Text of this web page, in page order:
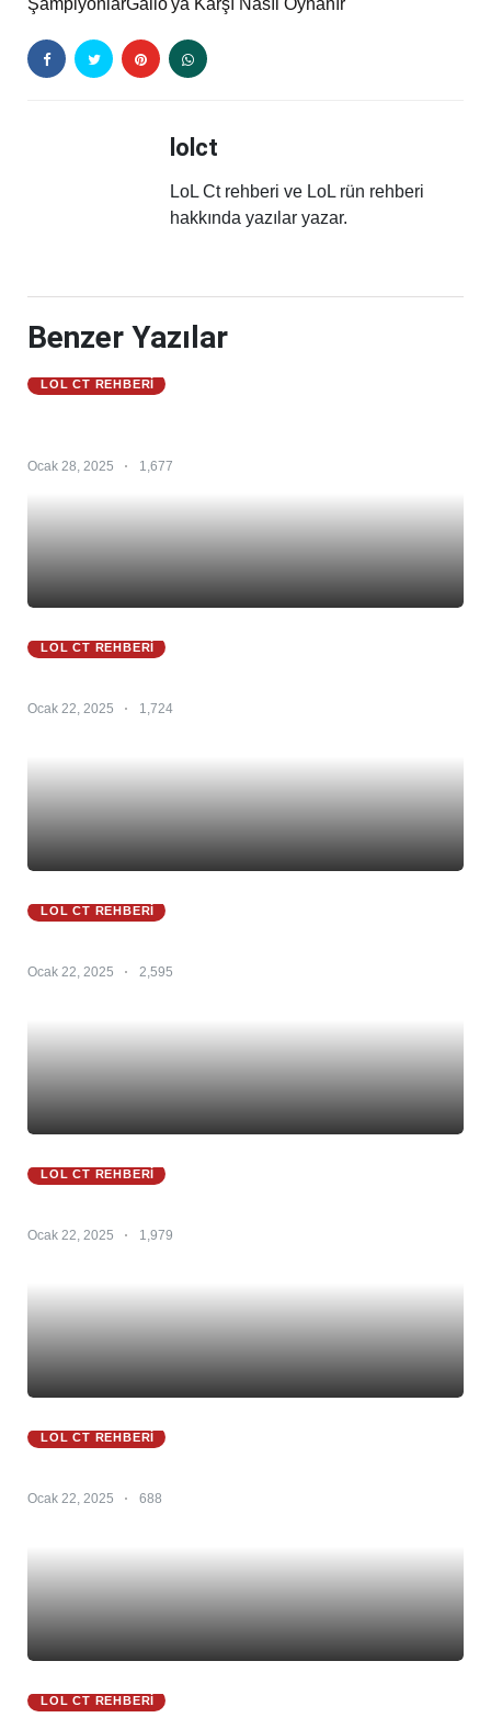
ŞampiyonlarGalio'ya Karşı Nasıl Oynanır
lolct
LoL Ct rehberi ve LoL rün rehberi
hakkında yazılar yazar.
Benzer Yazılar
LOL CT REHBERI
Ocak 28, 2025 1,677
LOL CT REHBERI
Ocak 22, 2025 1,724
LOL CT REHBERI
Ocak 22, 2025 2,595
LOL CT REHBERI
Ocak 22, 2025 1,979
LOL CT REHBERI
Ocak 22, 2025 688
LOL CT REHBERI